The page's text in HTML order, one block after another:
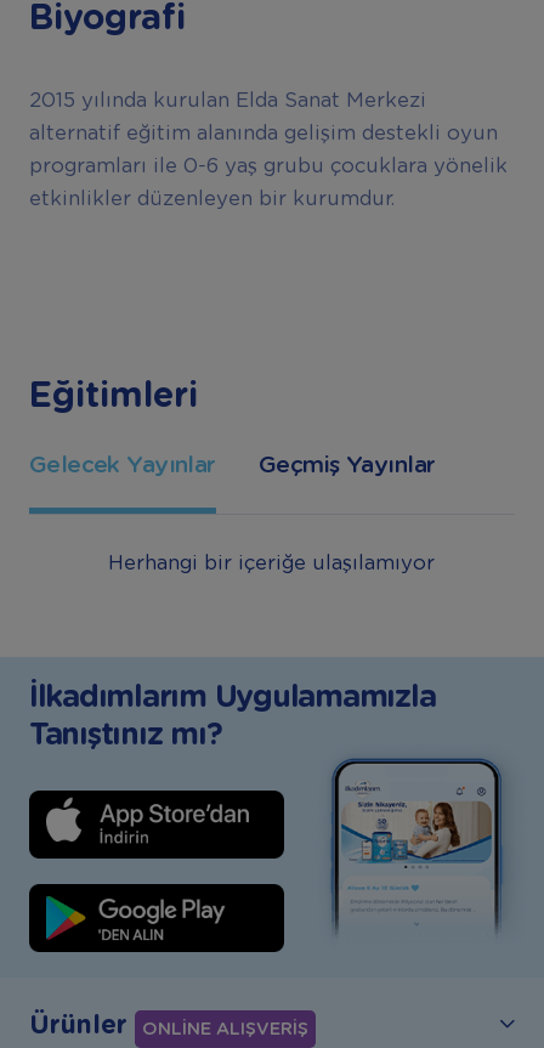
Biyografi
2015 yılında kurulan Elda Sanat Merkezi
alternatif eğitim alanında gelişim destekli oyun
programları ile 0-6 yaş grubu çocuklara yönelik
etkinlikler düzenleyen bir kurumdur.
Eğitimleri
Gelecek Yayınlar Geçmiş Yayınlar
Herhangi bir içeriğe ulaşılamıyor
İlkadımlarım Uygulamamızla
Tanıştınız mı?
Ürünler ONLİNE ALIŞVERİŞ